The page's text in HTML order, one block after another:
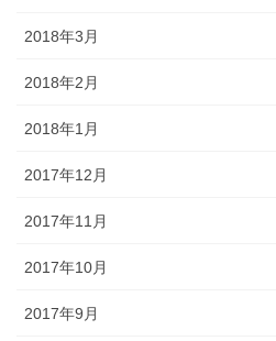
2018年3月
2018年2月
2018年1月
2017年12月
2017年11月
2017年10月
2017年9月